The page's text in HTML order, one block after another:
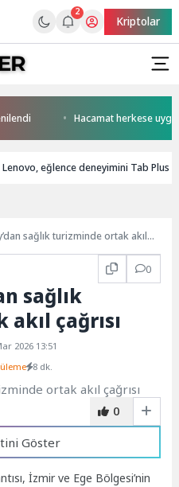
2
Kriptolar
Hacamat herkese uygun
Lenovo, eğlence deneyimini Tab Plus
sağlık turizminde ortak akıl
0
sağlık
çağrısı
2026 13:51
8 dk.
0
Göster
İzmir ve Ege Bölgesi’nin